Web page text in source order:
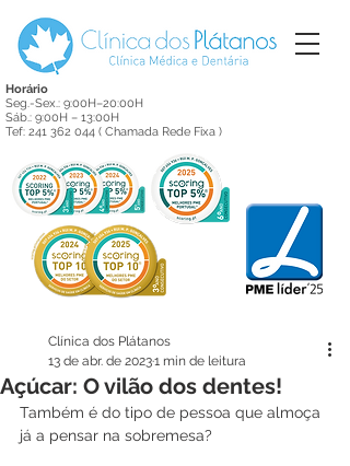
Horário
Seg.-Sex.: 9:00H–20:00H
Sáb.: 9:00H – 13:00H
Tef: 241 362 044 ( Chamada Rede Fixa )
Açúcar: O vilão dos dentes!
Clínica dos Plátanos
13 de abr. de 20231 min de leitura
Também é do tipo de pessoa que almoça
já a pensar na sobremesa?